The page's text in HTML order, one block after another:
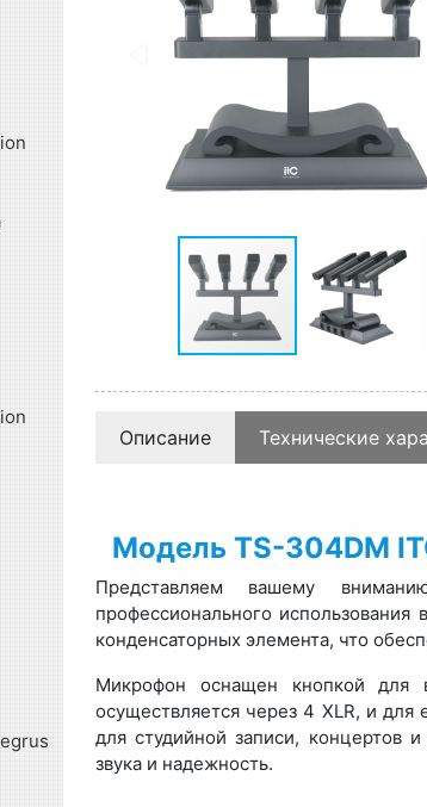
Описание Технические
Модель TS-304DM
Представляем вашему
профессионального
конденсаторных элемента, что
Микрофон оснащен кнопкой для
осуществляется через 4 XLR, и
для студийной записи, концертов
звука и надежность.